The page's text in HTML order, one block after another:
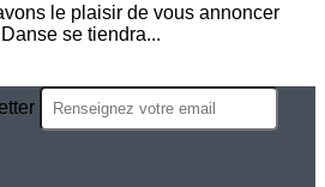
le plaisir de vous annoncer
se tiendra...